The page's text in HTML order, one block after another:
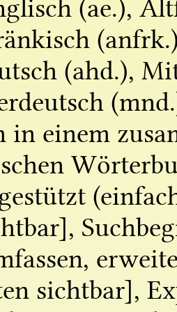
(ae.),
(ahd.),
einem
sichtbar],